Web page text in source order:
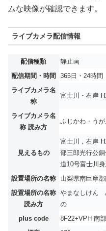
ムな映像が確認できます。
ライブカメラ配信情報
配信種類
静止画
配信期間・時間
365日・24時間
ライブカメラ名
称
富士川・右岸
ライブカメラ名
称 読み方
ふじかわ・う
見えるもの
富士川，右岸
部三郎光行公
道10号富士川
設置場所の名称
山梨県南巨摩
設置場所の名称
読み方
やまなしけん
の
plus code
8F22+VPH 南